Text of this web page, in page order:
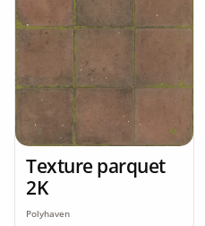
Texture parquet
2K
Polyhaven